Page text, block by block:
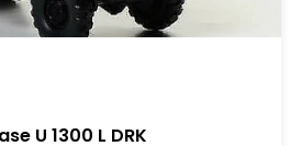
U 1300 L DRK